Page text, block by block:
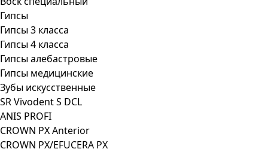
Гипсы
Гипсы 3 класса
Гипсы 4 класса
Гипсы алебастровые
Гипсы медицинские
Зубы искусственные
SR Vivodent S DCL
ANIS PROFI
CROWN PX Anterior
CROWN PX/EFUCERA PX